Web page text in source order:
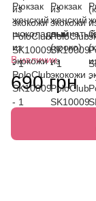
В наличии
690 грн